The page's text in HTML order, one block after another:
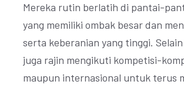
Mereka rutin berlatih di pantai-
yang memiliki ombak besar dan
serta keberanian yang tinggi.
juga rajin mengikuti kompetisi-
maupun internasional untuk terus